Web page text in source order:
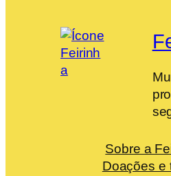
Sobre a
Doações e